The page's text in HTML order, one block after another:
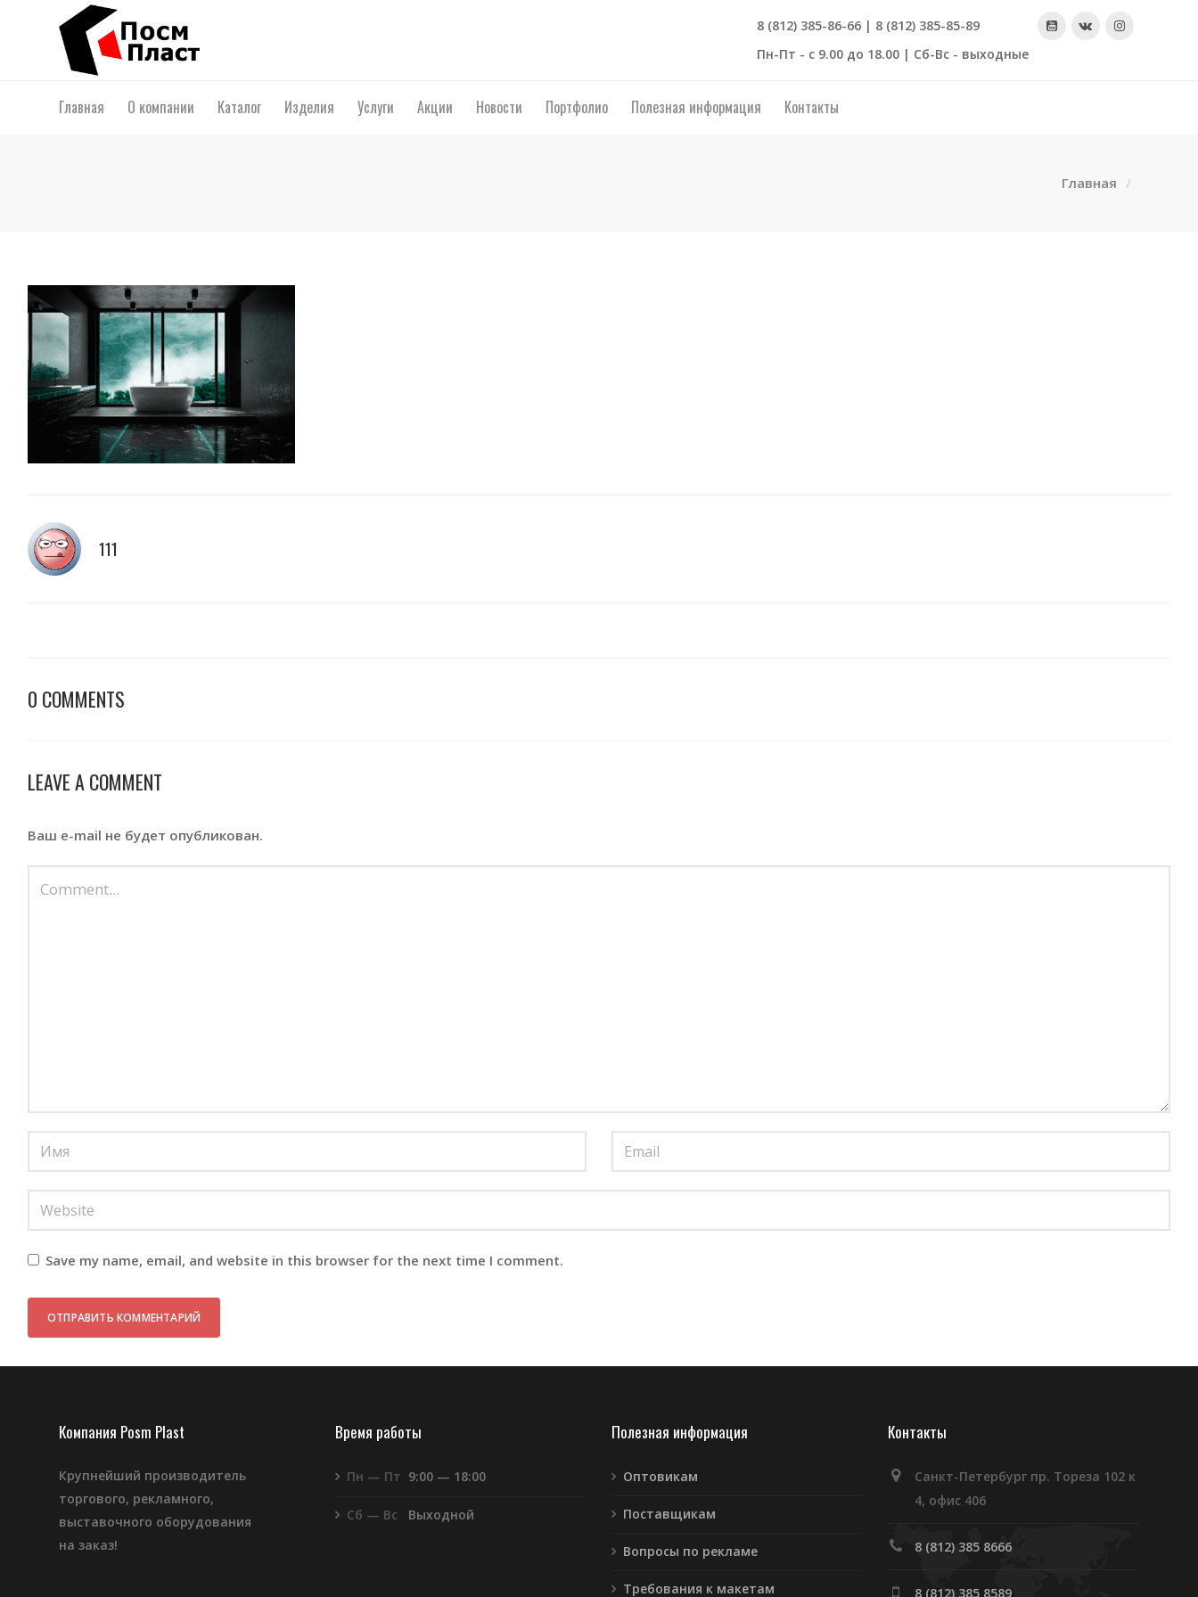
8 (812) 385-86-66 | 8 (812) 385-85-89
Пн-Пт - с 9.00 до 18.00 | Сб-Вс - выходные
Главная О компании Каталог Изделия Услуги Акции Новости Портфолио Полезная информация Контакты
Главная
111
0 COMMENTS
LEAVE A COMMENT
Ваш e-mail не будет опубликован.
Save my name, email, and website in this browser for the next time I comment.
Компания Posm Plast
Крупнейший производитель
торгового, рекламного,
выставочного оборудования
на заказ!
Время работы
Пн — Пт 9:00 — 18:00
Сб — Вс Выходной
Полезная информация
Оптовикам
Поставщикам
Вопросы по рекламе
Требования к макетам
Контакты
Санкт-Петербург пр. Тореза 102 к
4, офис 406
8 (812) 385 8666
8 (812) 385 8589